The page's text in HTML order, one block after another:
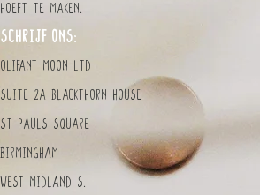
hoeft te maken.
SCHRIJF ONS:
olifant MOON LTD
Suite 2a Blackthorn House
St Pauls Square
Birmingham
West Midland S.